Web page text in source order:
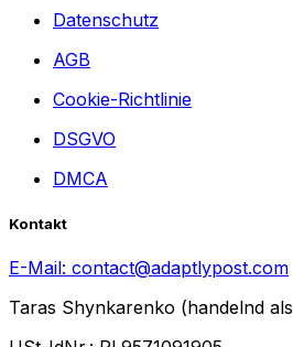
Datenschutz
AGB
Cookie-Richtlinie
DSGVO
DMCA
Kontakt
E-Mail: contact@adaptlypost.com
Taras Shynkarenko (handelnd